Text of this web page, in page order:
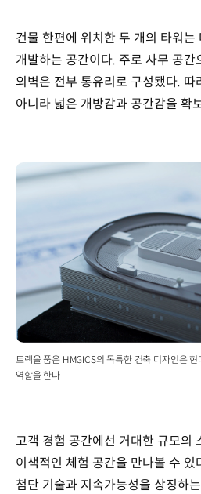
건물 한편에 위치한 두 개의 타워는
개발하는 공간이다. 주로 사무 공간
외벽은 전부 통유리로 구성됐다. 따
아니라 넓은 개방감과 공간감을 확
트랙을 품은 HMGICS의 독특한 건축 디자인은
역할을 한다
고객 경험 공간에선 거대한 규모의
이색적인 체험 공간을 만나볼 수 있
첨단 기술과 지속가능성을 상징하